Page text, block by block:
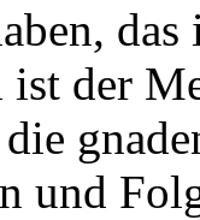
das
der
und